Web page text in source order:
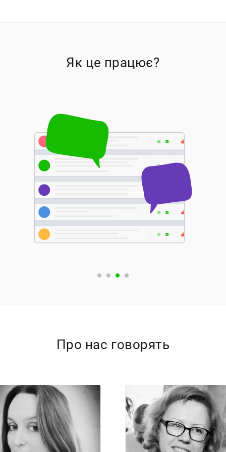
Як це працює?
Про нас говорять